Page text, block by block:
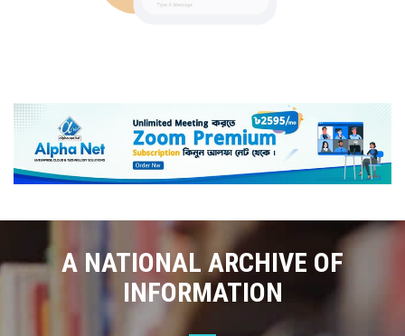
A NATIONAL ARCHIVE OF
INFORMATION